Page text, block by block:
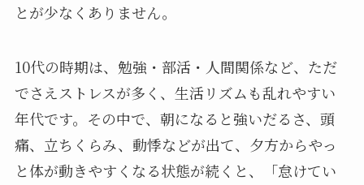
とが少なくありません。
10代の時期は、勉強・部活・人間関係など、ただ
でさえストレスが多く、生活リズムも乱れやすい
年代です。その中で、朝になると強いだるさ、頭
痛、立ちくらみ、動悸などが出て、夕方からやっ
と体が動きやすくなる状態が続くと、「怠けてい